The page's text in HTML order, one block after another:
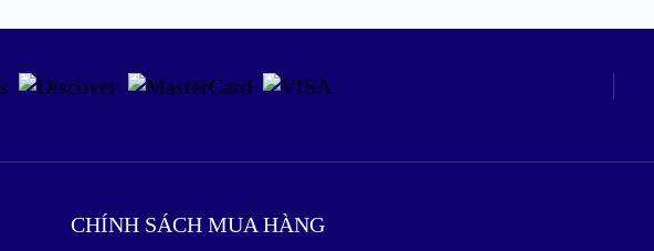
CHÍNH SÁCH MUA HÀNG